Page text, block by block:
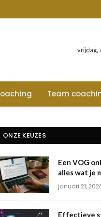
vrijdag,
Team
ONZE KEUZES
Een VOG
alles wat je
januari 21,
Effectieve